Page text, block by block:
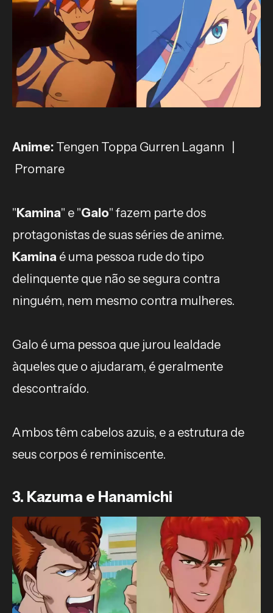
Anime: Tengen Toppa Gurren Lagann |
Promare
"Kamina" e "Galo" fazem parte dos
protagonistas de suas séries de anime.
Kamina é uma pessoa rude do tipo
delinquente que não se segura contra
ninguém, nem mesmo contra mulheres.
Galo é uma pessoa que jurou lealdade
àqueles que o ajudaram, é geralmente
descontraído.
Ambos têm cabelos azuis, e a estrutura de
seus corpos é reminiscente.
3. Kazuma e Hanamichi